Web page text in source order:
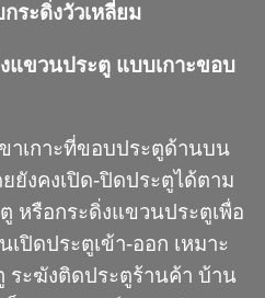
ระดิ่งวัวเหลี่ยม
แขวนประตู แบบเกาะขอบ
าเกาะที่ขอบประตูด้านบน
ยังคงเปิด-ปิดประตูได้ตาม
หรือกระดิ่งแขวนประตูเพื่อ
เปิดประตูเข้า-ออก เหมาะ
ระฆังติดประตูร้านค้า บ้าน